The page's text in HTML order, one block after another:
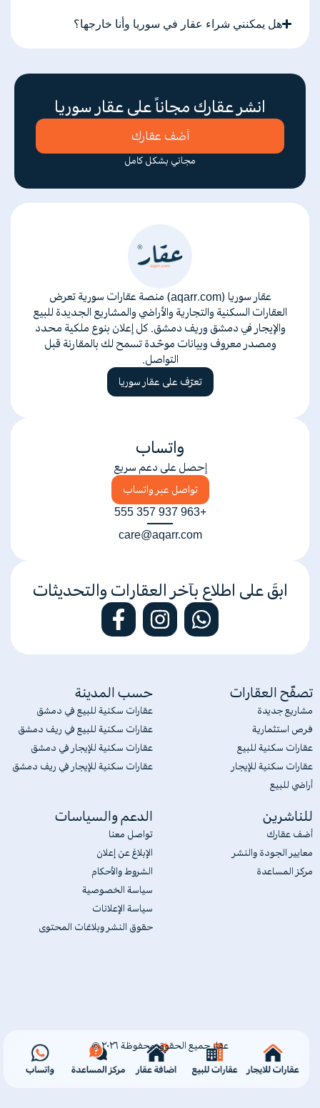
هل يمكنني شراء عقار في سوريا وأنا خارجها؟
انشر عقارك مجاناً على عقار سوريا
أضف عقارك
مجاني بشكل كامل
عقار سوريا (aqarr.com) منصة عقارات سورية تعرض
العقارات السكنية والتجارية والأراضي والمشاريع الجديدة للبيع
والإيجار في دمشق وريف دمشق. كل إعلان بنوع ملكية محدد
ومصدر معروف وبيانات موحّدة تسمح لك بالمقارنة قبل
التواصل.
تعرّف على عقار سوريا
واتساب
إحصل على دعم سريع
تواصل عبر واتساب
+963 937 357 555
care@aqarr.com
ابقَ على اطلاع بآخر العقارات والتحديثات
تصفّح العقارات
مشاريع جديدة
فرص استثمارية
عقارات سكنية للبيع
عقارات سكنية للإيجار
أراضي للبيع
حسب المدينة
عقارات سكنية للبيع في دمشق
عقارات سكنية للبيع في ريف دمشق
عقارات سكنية للإيجار في دمشق
عقارات سكنية للإيجار في ريف دمشق
للناشرين
أضف عقارك
معايير الجودة والنشر
مركز المساعدة
الدعم والسياسات
تواصل معنا
الإبلاغ عن إعلان
الشروط والأحكام
سياسة الخصوصية
سياسة الإعلانات
حقوق النشر وبلاغات المحتوى
عقار جميع الحقوق محفوظة ٢٠٢٦ ©